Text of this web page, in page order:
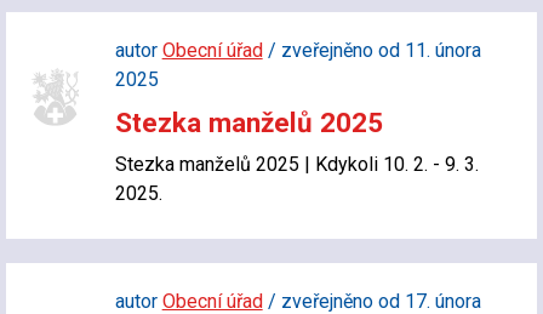
autor Obecní úřad/ zveřejněno od 11. února
2025
Stezka manželů 2025
Stezka manželů 2025 | Kdykoli 10. 2. - 9. 3.
2025.
autor Obecní úřad/ zveřejněno od 17. února